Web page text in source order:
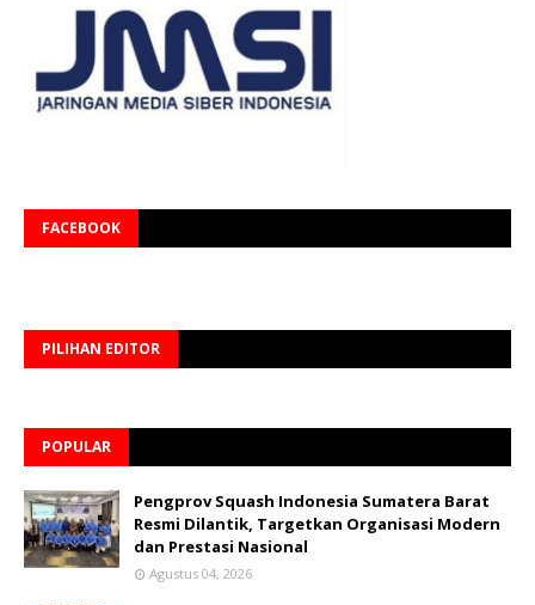
FACEBOOK
PILIHAN EDITOR
POPULAR
Pengprov Squash Indonesia Sumatera Barat
Resmi Dilantik, Targetkan Organisasi Modern
dan Prestasi Nasional
Agustus 04, 2026